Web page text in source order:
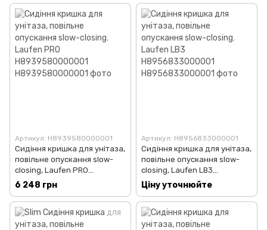
Артикул: H8939580000001
Сидіння кришка для унітаза,
повільне опускання slow-
closing, Laufen PRO
H8939580000001
6 248 грн
Артикул: H8956833000001
Сидіння кришка для унітаза,
повільне опускання slow-
closing, Laufen LB3
H8956833000001
Ціну уточнюйте